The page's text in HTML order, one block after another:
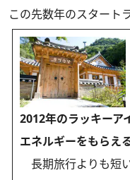
この先数年のスタート
2012年のラッキーア
エネルギーをもらえ
長期旅行よりも短